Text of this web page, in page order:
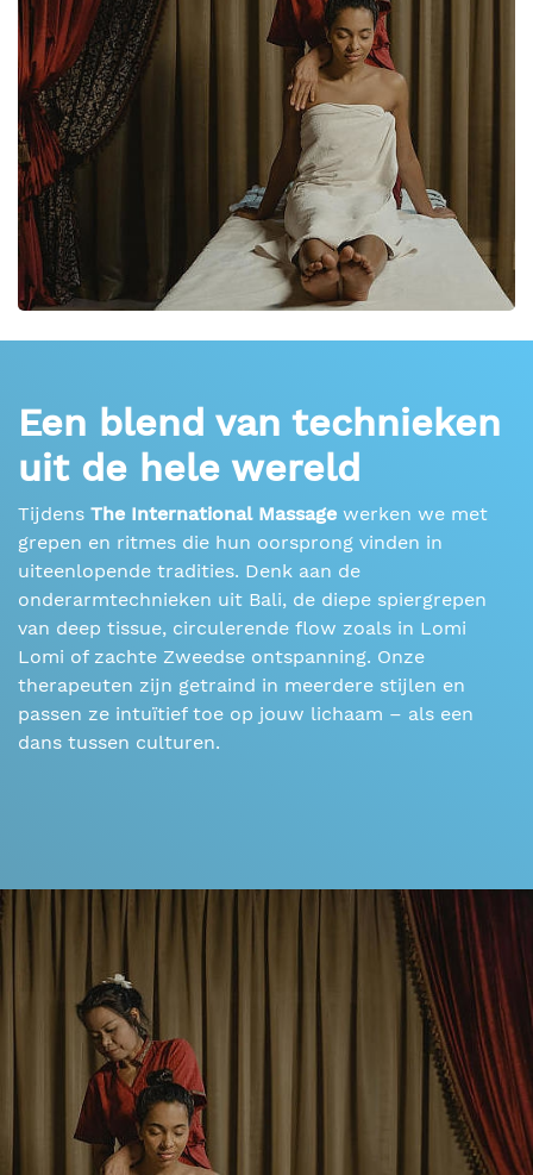
Een blend van technieken
uit de hele wereld
Tijdens The International Massage werken we met
grepen en ritmes die hun oorsprong vinden in
uiteenlopende tradities. Denk aan de
onderarmtechnieken uit Bali, de diepe spiergrepen
van deep tissue, circulerende flow zoals in Lomi
Lomi of zachte Zweedse ontspanning. Onze
therapeuten zijn getraind in meerdere stijlen en
passen ze intuïtief toe op jouw lichaam – als een
dans tussen culturen.